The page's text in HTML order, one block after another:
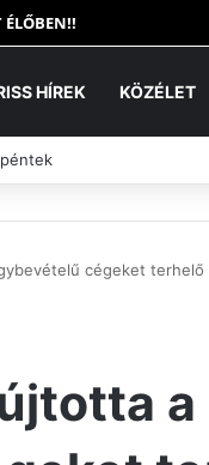
ÉLŐBEN!!
HÍREK KÖZÉLET
cégeket
a